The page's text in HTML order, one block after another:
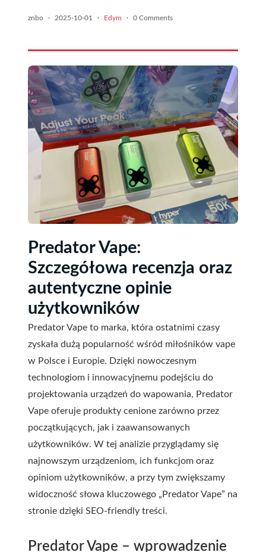
znbo · 2025-10-01 · Edym · 0 Comments
Predator Vape:
Szczegółowa recenzja oraz
autentyczne opinie
użytkowników
Predator Vape to marka, która ostatnimi czasy
zyskała dużą popularność wśród miłośników vape
w Polsce i Europie. Dzięki nowoczesnym
technologiom i innowacyjnemu podejściu do
projektowania urządzeń do wapowania, Predator
Vape oferuje produkty cenione zarówno przez
początkujących, jak i zaawansowanych
użytkowników. W tej analizie przyglądamy się
najnowszym urządzeniom, ich funkcjom oraz
opiniom użytkowników, a przy tym zwiększamy
widoczność słowa kluczowego „Predator Vape” na
stronie dzięki SEO-friendly treści.
Predator Vape – wprowadzenie